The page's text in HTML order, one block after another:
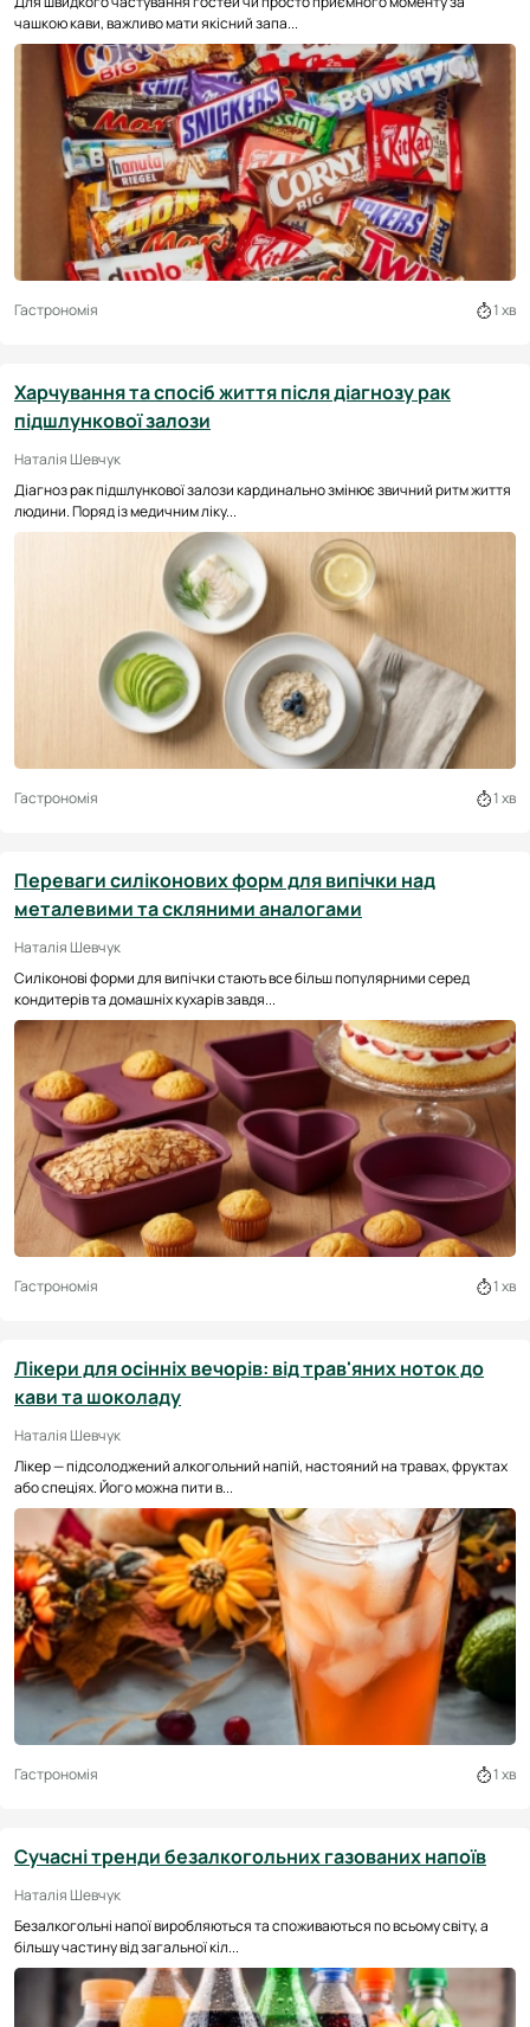
чашкою кави, важливо мати якісний запа...
Гастрономія 1 хв
Харчування та спосіб життя після діагнозу рак
підшлункової залози
Наталія Шевчук
Діагноз рак підшлункової залози кардинально змінює звичний ритм життя
людини. Поряд із медичним ліку...
Гастрономія 1 хв
Переваги силіконових форм для випічки над
металевими та скляними аналогами
Наталія Шевчук
Силіконові форми для випічки стають все більш популярними серед
кондитерів та домашніх кухарів завдя...
Гастрономія 1 хв
Лікери для осінніх вечорів: від трав'яних ноток до
кави та шоколаду
Наталія Шевчук
Лікер — підсолоджений алкогольний напій, настояний на травах, фруктах
або спеціях. Його можна пити в...
Гастрономія 1 хв
Сучасні тренди безалкогольних газованих напоїв
Наталія Шевчук
Безалкогольні напої виробляються та споживаються по всьому світу, а
більшу частину від загальної кіл...